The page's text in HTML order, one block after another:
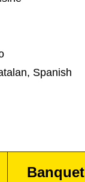
Spanish
Banquet